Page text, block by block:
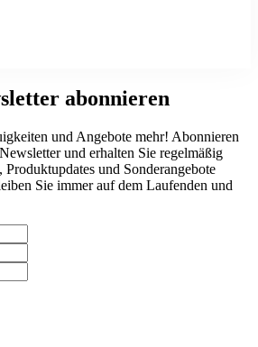
abonnieren
und Angebote mehr! Abonnieren
und erhalten Sie regelmäßig
und Sonderangebote
Sie immer auf dem Laufenden und